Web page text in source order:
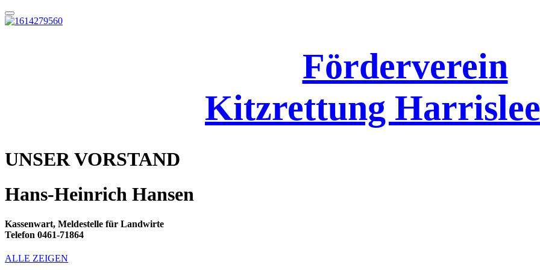
Förderverein
Kitzrettung
UNSER VORSTAND
Hans-Heinrich Hansen
Kassenwart, Meldestelle für Landwirte
Telefon 0461-71864
ALLE ZEIGEN